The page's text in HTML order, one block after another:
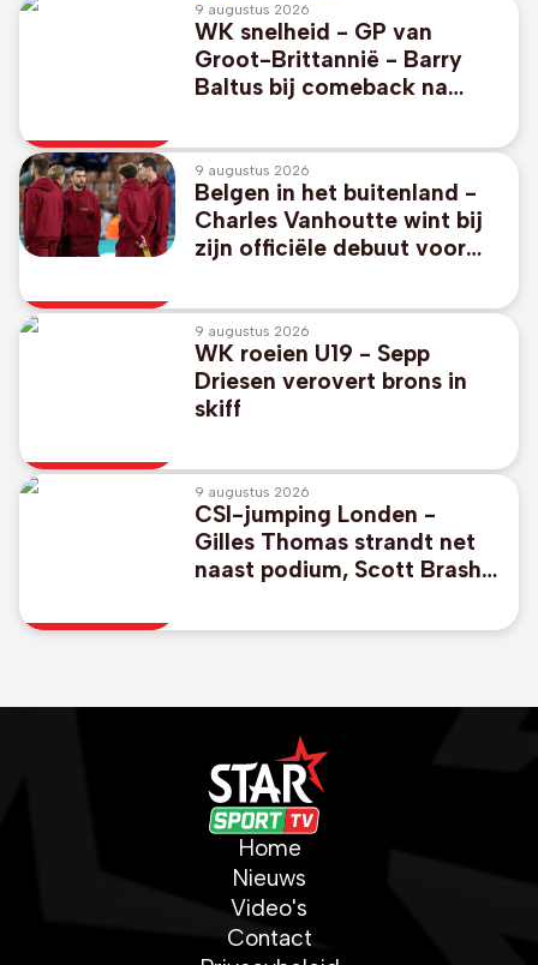
9 augustus 2026
WK snelheid - GP van
Groot-Brittannië - Barry
Baltus bij comeback na
in Silverstone
9 augustus 2026
Belgen in het buitenland -
Charles Vanhoutte wint bij
zijn officiële debuut voor
derby
9 augustus 2026
WK roeien U19 - Sepp
Driesen verovert brons in
skiff
9 augustus 2026
CSI-jumping Londen -
Gilles Thomas strandt net
naast podium, Scott Brash
Home
Nieuws
Video's
Contact